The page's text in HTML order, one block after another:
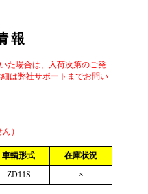
報
た場合は、入荷次第のご発
は弊社サポートまでお問い
）
車輌形式
在庫状況
ZD11S ×